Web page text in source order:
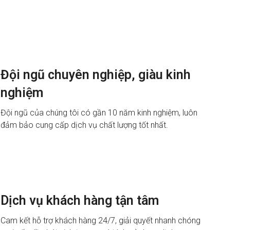
Đội ngũ chuyên nghiệp, giàu kinh
nghiệm
Đội ngũ của chúng tôi có gần 10 năm kinh nghiệm, luôn
đảm bảo cung cấp dịch vụ chất lượng tốt nhất.
Dịch vụ khách hàng tận tâm
Cam kết hỗ trợ khách hàng 24/7, giải quyết nhanh chóng